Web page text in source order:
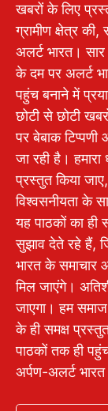
खबरों के लिए
ग्रामीण क्षेत्र
अलर्ट भारत। सार
के दम पर अलर्ट
पहुंच बनाने में
छोटी से छोटी
पर बेबाक
जा रही है।
प्रस्तुत किया
विश्वसनीयता के
यह पाठकों का
सुझाव देते रहे हैं,
भारत के समाचार
मिल जाएंगे।
जाएगा। हम
के ही समक्ष
पाठकों तक ही
अर्पण-अलर्ट